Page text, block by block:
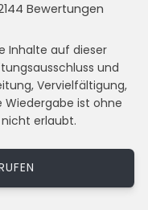
Bewertungen
Inhalte auf dieser
und
Vervielfältigung,
ist ohne
erlaubt.